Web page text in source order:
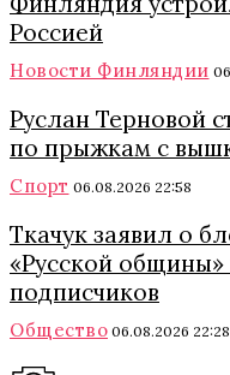
Россией
Новости Финляндии
Руслан Терновой
по прыжкам с
Спорт 06.08.2026 22:58
Ткачук заявил о
«Русской общины»
подписчиков
Общество 06.08.2026 22:28